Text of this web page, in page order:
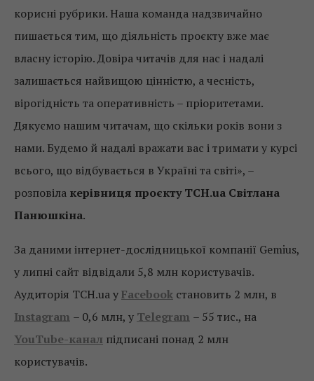
корисні рубрики. Наша команда надзвичайно
пишається тим, що діяльність проєкту вже має
власну історію. Довіра читачів для нас і надалі
залишається найвищою цінністю, а чесність,
вірогідність та оперативність – пріоритетами.
Дякуємо нашим читачам, що скільки років вони з
нами. Будемо й надалі вражати вас і тримати у курсі
всього, що відбувається в Україні та світі», –
розповіла керівниця проєкту ТСН.ua Світлана
Панюшкіна.
За даними інтернет-дослідницької компанії Gemius,
у липні сайт відвідали 5,8 млн користувачів.
Аудиторія ТСН.ua уFacebook становить 2 млн, в
Instagram – 0,6 млн, у Telegram – 55 тис., на
YouTube-канал підписані понад 2 млн
користувачів.